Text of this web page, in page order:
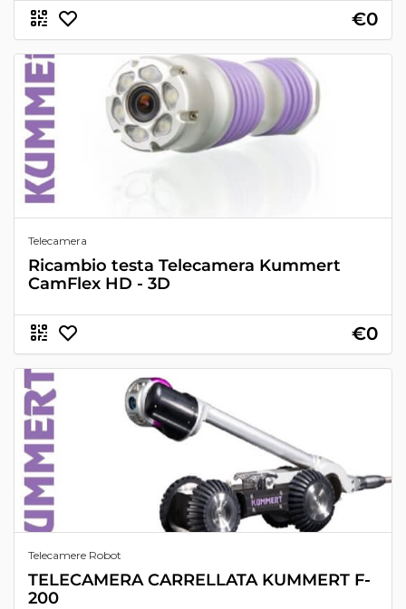
€0
Telecamera
Ricambio testa Telecamera Kummert
CamFlex HD - 3D
€0
Telecamere Robot
TELECAMERA CARRELLATA KUMMERT F-
200